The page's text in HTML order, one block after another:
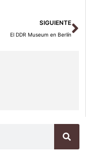
SIGUIENTE
El DDR Museum en Berlín